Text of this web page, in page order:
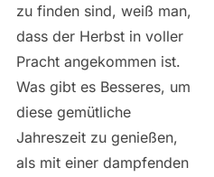
zu finden sind, weiß man,
dass der Herbst in voller
Pracht angekommen ist.
Was gibt es Besseres, um
diese gemütliche
Jahreszeit zu genießen,
als mit einer dampfenden